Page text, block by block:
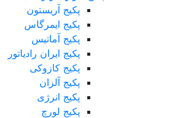
پکیج آریستون
پکیج ایمرگاس
پکیج آماتیس
پکیج ایران رادیاتور
پکیج کازوکی
پکیج آلزان
پکیج انرژی
پکیج لورچ